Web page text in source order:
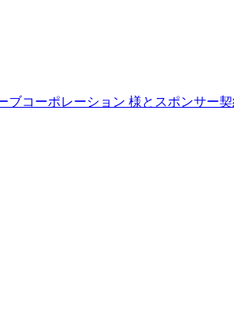
ブコーポレーション 様とスポンサー